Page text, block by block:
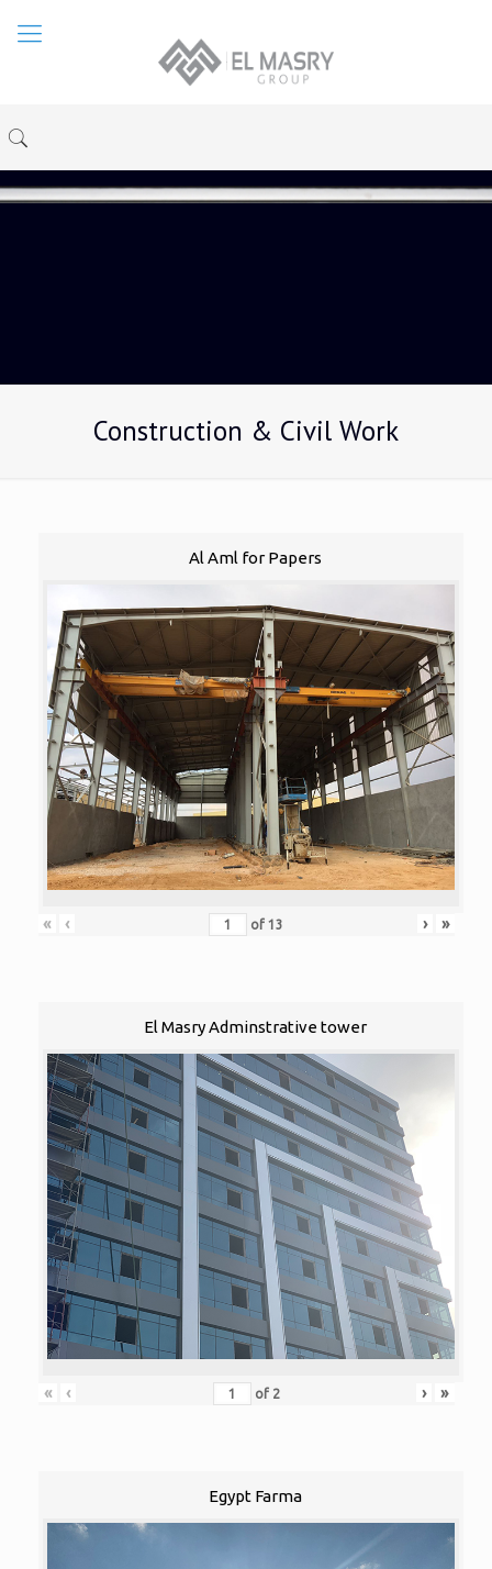
Construction & Civil Work
Al Aml for Papers
« ‹ of 13 › »
El Masry Adminstrative tower
« ‹ of 2 › »
Egypt Farma